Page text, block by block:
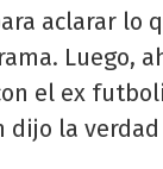
aclarar lo
Luego,
el ex
la verdad